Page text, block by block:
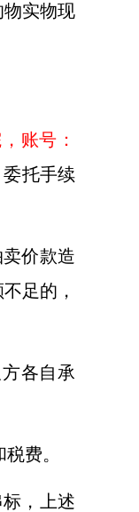
实物现
账号：
委托手续
价款造
足的，
各自承
费。
，上述